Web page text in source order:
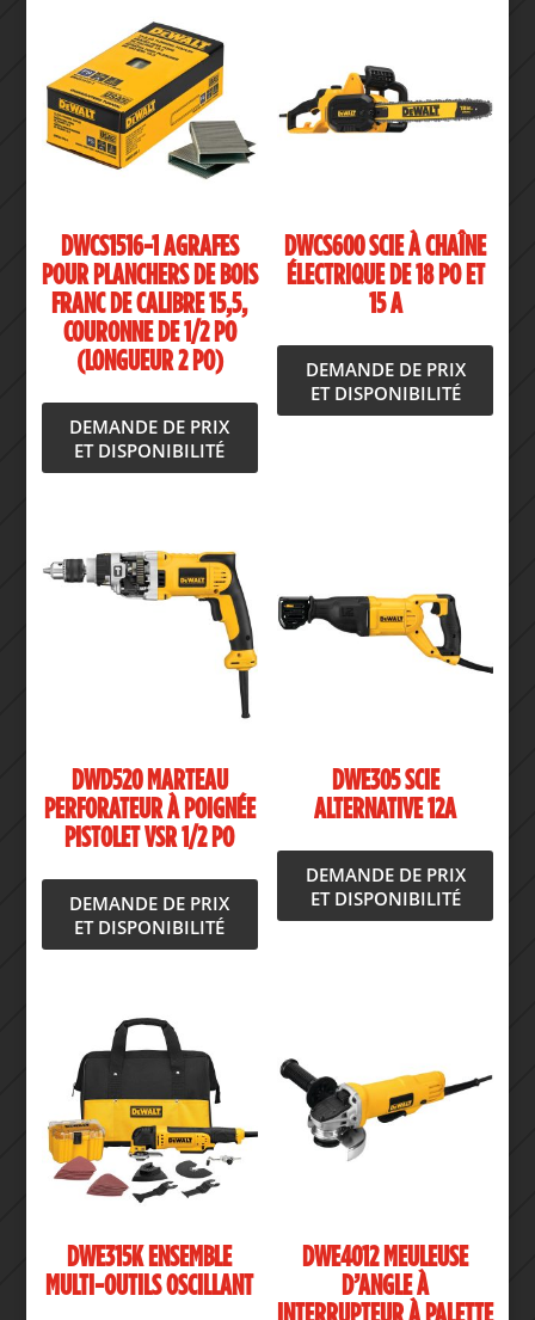
DWCS1516-1 AGRAFES
POUR PLANCHERS DE BOIS
FRANC DE CALIBRE 15,5,
COURONNE DE 1/2 PO
(LONGUEUR 2 PO)
DEMANDE DE PRIX
ET DISPONIBILITÉ
DWCS600 SCIE À CHAÎNE
ÉLECTRIQUE DE 18 PO ET
15 A
DEMANDE DE PRIX
ET DISPONIBILITÉ
DWD520 MARTEAU
PERFORATEUR À POIGNÉE
PISTOLET VSR 1/2 PO
DEMANDE DE PRIX
ET DISPONIBILITÉ
DWE305 SCIE
ALTERNATIVE 12A
DEMANDE DE PRIX
ET DISPONIBILITÉ
DWE315K ENSEMBLE
MULTI-OUTILS OSCILLANT
DWE4012 MEULEUSE
D’ANGLE À